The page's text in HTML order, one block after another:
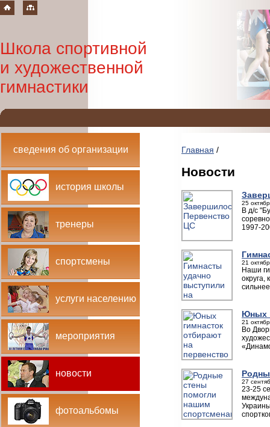
Школа спортивной
и художественной
гимнастики
сведения об организации
история школы
тренеры
спортсмены
услуги населению
мероприятия
новости
фотоальбомы
Главная /
Новости
25
В д/с
1997-
21
Наши
округа,
Юных
21
Во
27
23-25